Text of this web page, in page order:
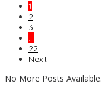
1
2
3
…
22
Next
No More Posts Available.